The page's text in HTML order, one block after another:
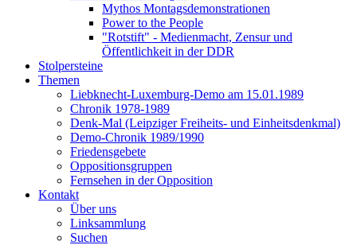
Mythos Montagsdemonstrationen
Power to the People
"Rotstift" - Medienmacht, Zensur und
Öffentlichkeit in der DDR
Stolpersteine
Themen
Liebknecht-Luxemburg-Demo am 15.01.1989
Chronik 1978-1989
Denk-Mal (Leipziger Freiheits- und Einheitsdenkmal)
Demo-Chronik 1989/1990
Friedensgebete
Oppositionsgruppen
Fernsehen in der Opposition
Kontakt
Über uns
Linksammlung
Suchen